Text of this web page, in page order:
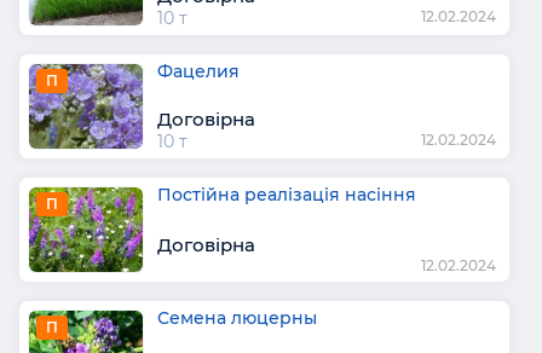
10 т 12.02.2024
П Фацелия
Договірна
10 т 12.02.2024
П Постійна реалізація насіння
Договірна
12.02.2024
П Семена люцерны